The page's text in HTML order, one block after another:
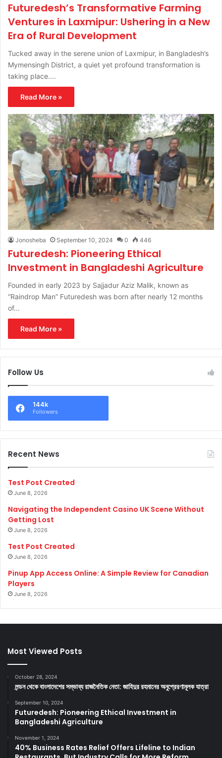
Futuredesh’s Transformative Farming
Ventures in Laxmipur: Ushering in a New
Era of Rural Development
Tucked away in the serene union of Laxmipur, in Bangladesh’s
Mymensingh District, a quiet yet profound transformation is
taking place.…
Read More »
Jonosheba September 10, 2024 0 446
Futuredesh: Pioneering Ethical
Investment in Bangladeshi Agriculture
Founded in early 2023 by Sajjadur Aziz Malik, known as
“Raindrop Man” Futuredesh was born after nearly 12 months
of…
Read More »
Follow Us
144k
Followers
Recent News
Test Post Created
June 8, 2026
Navigating the Independent Casino UK Scene Without
Getting Lost
June 8, 2026
Test Post Created
June 8, 2026
Pinup App Access Online: A Simple Review for Canadian
Players
June 8, 2026
Most Viewed Posts
October 28, 2024
লন্ডন থেকে বাংলাদেশের সম্ভাব্য রাজনৈতিক নেতা: জাহিদুর রহমানের অনুপ্রেরণামূলক যাত্রা
September 10, 2024
Futuredesh: Pioneering Ethical Investment in
Bangladeshi Agriculture
November 1, 2024
40% Business Rates Relief Offers Lifeline to Indian